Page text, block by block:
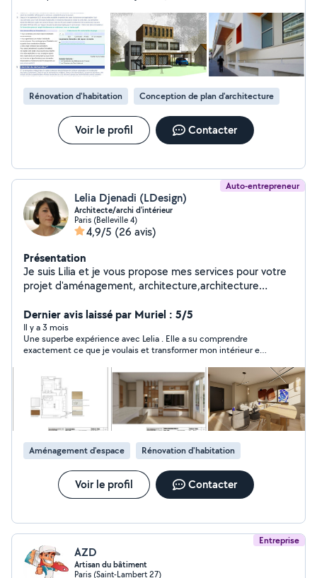
Rénovation d'habitation Conception de plan d'architecture
Voir le profil Contacter
Auto-entrepreneur
Lelia Djenadi (LDesign)
Architecte/archi d'intérieur
Paris (Belleville 4)
4,9/5 (26 avis)
Présentation
Je suis Lilia et je vous propose mes services pour votre
projet d'aménagement, architecture,architecture
optimiser vos espaces ou améliorer vos intérieurs. J'ai
beaucoup d'années d'expérience en agence et il y'a
quelque temps, j'ai lancé mon entreprise LDesign. Je
vous propose un travail de qualité qui répondra à vos
besoins, s'adaptera à vos envies tout en respectant
votre budget. Si vous souhaitez avoir plus d'informations
ou voulez discuter de votre projet,n'hésitez pas à me
solliciter.
Dernier avis laissé par Muriel : 5/5
Il y a 3 mois
Une superbe expérience avec Lelia . Elle a su comprendre
exactement ce que je voulais et transformer mon intérieur en
style, sa bienveillance et sa capacité à créer une décoration qui
me ressemble vraiment. Je recommande les yeux fermés.
Aménagement d'espace Rénovation d'habitation
Voir le profil Contacter
Entreprise
AZD
Artisan du bâtiment
Paris (Saint-Lambert 27)